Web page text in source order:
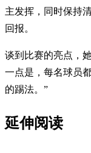
主发挥，同时保持
回报。
谈到比赛的亮点，
一点是，每名球员
的踢法。”
延伸阅读